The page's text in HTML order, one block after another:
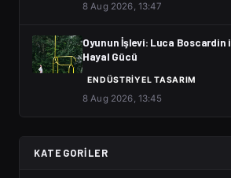
8 Aug 2026, 13:47
Oyunun İşlevi: Luca Boscardin
Hayal Gücü
ENDÜSTRIYEL TASARIM
8 Aug 2026, 13:45
KATEGORILER